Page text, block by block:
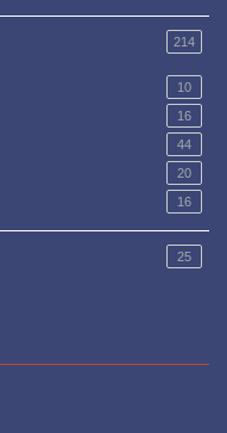
214
10
16
44
20
16
25